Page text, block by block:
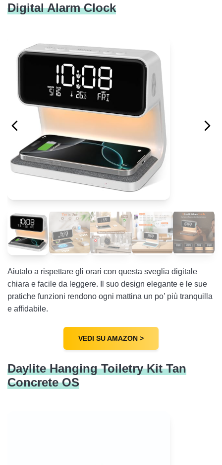
Digital Alarm Clock
Aiutalo a rispettare gli orari con questa sveglia digitale
chiara e facile da leggere. Il suo design elegante e le sue
pratiche funzioni rendono ogni mattina un po’ più tranquilla
e affidabile.
VEDI SU AMAZON >
Daylite Hanging Toiletry Kit Tan
Concrete OS